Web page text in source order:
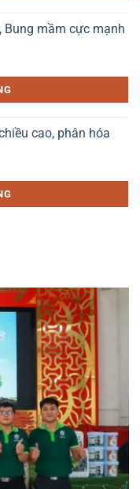
Bung mầm cực mạnh
cao, phân hóa